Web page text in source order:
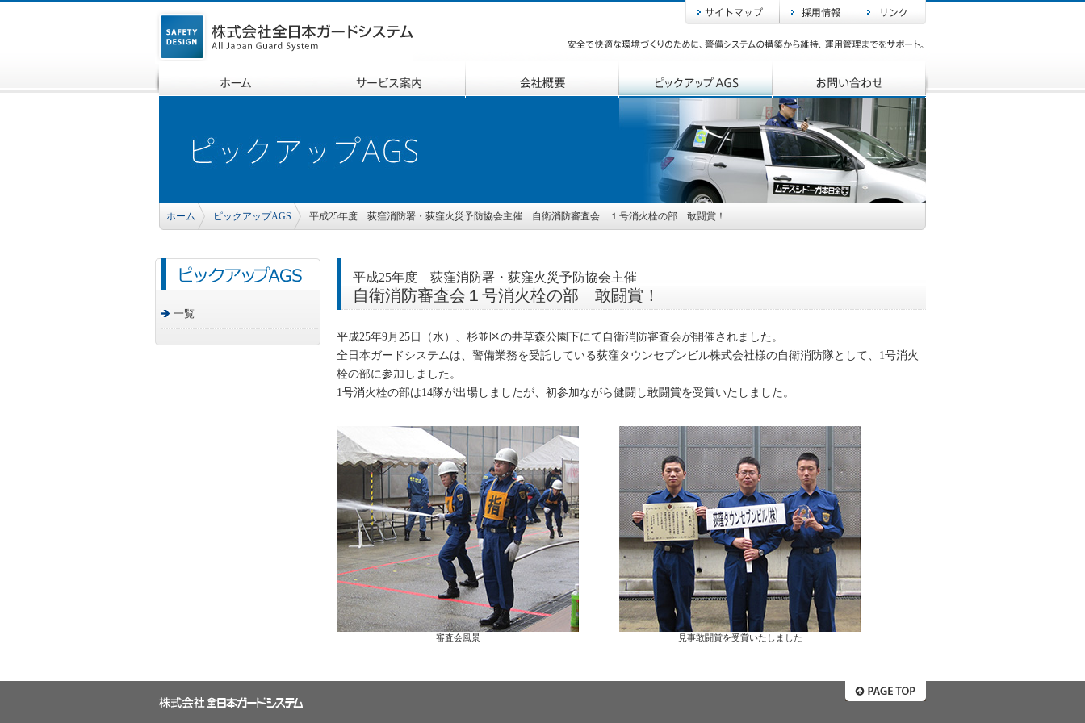
ホーム ピックアップAGS 平成25年度 荻窪消防署・荻窪火災予防協会主催 自衛消防審査会 １号消火栓の部 敢闘賞！
平成25年度 荻窪消防署・荻窪火災予防協会主催
自衛消防審査会１号消火栓の部 敢闘賞！
平成25年9月25日（水）、杉並区の井草森公園下にて自衛消防審査会が開催されました。
全日本ガードシステムは、警備業務を受託している荻窪タウンセブンビル株式会社様の自衛消防隊として、1号消火
栓の部に参加しました。
1号消火栓の部は14隊が出場しましたが、初参加ながら健闘し敢闘賞を受賞いたしました。
審査会風景 見事敢闘賞を受賞いたしました
一覧